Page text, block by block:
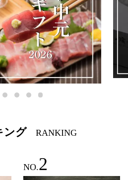
2 3 4 5
ング RANKING
NO.2